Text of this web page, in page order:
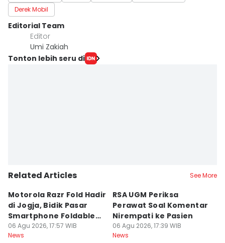
Derek Mobil
Editorial Team
Editor
Umi Zakiah
Tonton lebih seru di
Related Articles See More
Motorola Razr Fold Hadir
di Jogja, Bidik Pasar
Smartphone Foldable
Premium
06 Agu 2026, 17:57 WIB
News
RSA UGM Periksa
Perawat Soal Komentar
Nirempati ke Pasien
06 Agu 2026, 17:39 WIB
News